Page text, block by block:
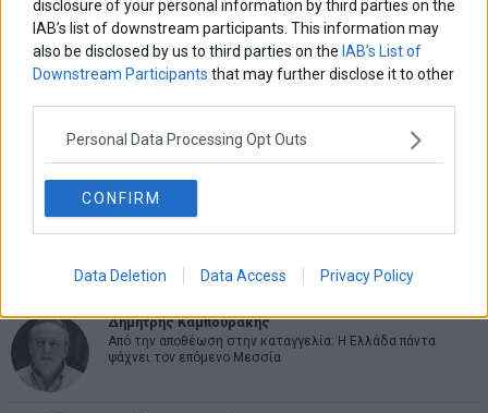
disclosure of your personal information by third parties on the
IAB’s list of downstream participants. This information may
also be disclosed by us to third parties on the IAB’s List of
Downstream Participants that may further disclose it to other
Personal Data Processing Opt Outs
CONFIRM
Data Deletion Data Access Privacy Policy
Ελευθερία Κούρταλη
Οι «τιμωροί» των ομολόγων επέστρεψαν
Η αληθινή παιδεία ξεκινά από την ψυχή…
Σταματίνα Σταματάκου
Δημήτρης Καμπουράκης
Από την αποθέωση στην καταγγελία: Η Ελλάδα πάντα
ψάχνει τον επόμενο Μεσσία